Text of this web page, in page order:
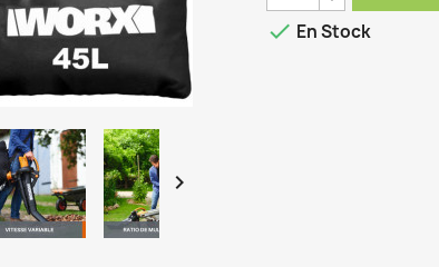

 En Stock